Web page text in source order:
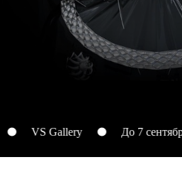
VS Gallery До 7 сентября